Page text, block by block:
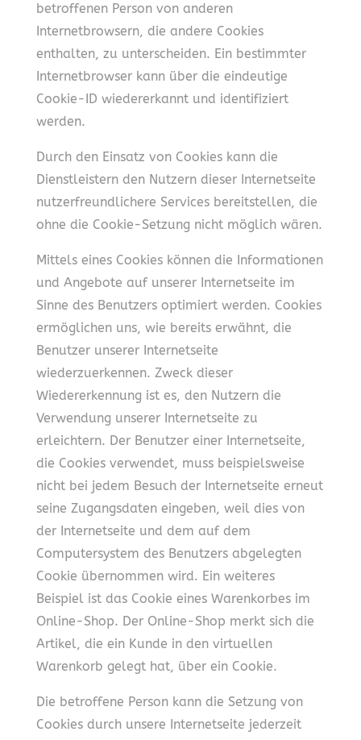
betroffenen Person von anderen
Internetbrowsern, die andere Cookies
enthalten, zu unterscheiden. Ein bestimmter
Internetbrowser kann über die eindeutige
Cookie-ID wiedererkannt und identifiziert
werden.
Durch den Einsatz von Cookies kann die
Dienstleistern den Nutzern dieser Internetseite
nutzerfreundlichere Services bereitstellen, die
ohne die Cookie-Setzung nicht möglich wären.
Mittels eines Cookies können die Informationen
und Angebote auf unserer Internetseite im
Sinne des Benutzers optimiert werden. Cookies
ermöglichen uns, wie bereits erwähnt, die
Benutzer unserer Internetseite
wiederzuerkennen. Zweck dieser
Wiedererkennung ist es, den Nutzern die
Verwendung unserer Internetseite zu
erleichtern. Der Benutzer einer Internetseite,
die Cookies verwendet, muss beispielsweise
nicht bei jedem Besuch der Internetseite erneut
seine Zugangsdaten eingeben, weil dies von
der Internetseite und dem auf dem
Computersystem des Benutzers abgelegten
Cookie übernommen wird. Ein weiteres
Beispiel ist das Cookie eines Warenkorbes im
Online-Shop. Der Online-Shop merkt sich die
Artikel, die ein Kunde in den virtuellen
Warenkorb gelegt hat, über ein Cookie.
Die betroffene Person kann die Setzung von
Cookies durch unsere Internetseite jederzeit